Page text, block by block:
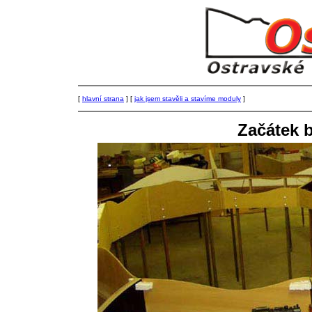
[ hlavní strana ] [ jak jsem stavěli a stavíme moduly ]
Začátek